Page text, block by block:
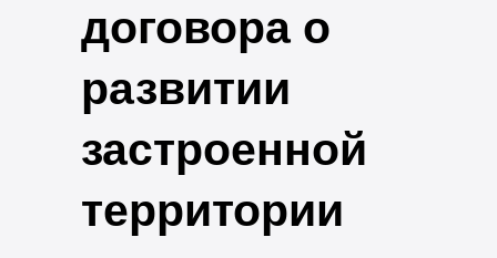
договора о
развитии
застроенной
территории